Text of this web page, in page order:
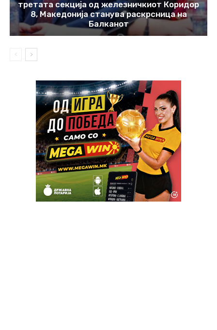
третата секција од железничкиот Коридор
8, Македонија станува раскрсница на
Балканот